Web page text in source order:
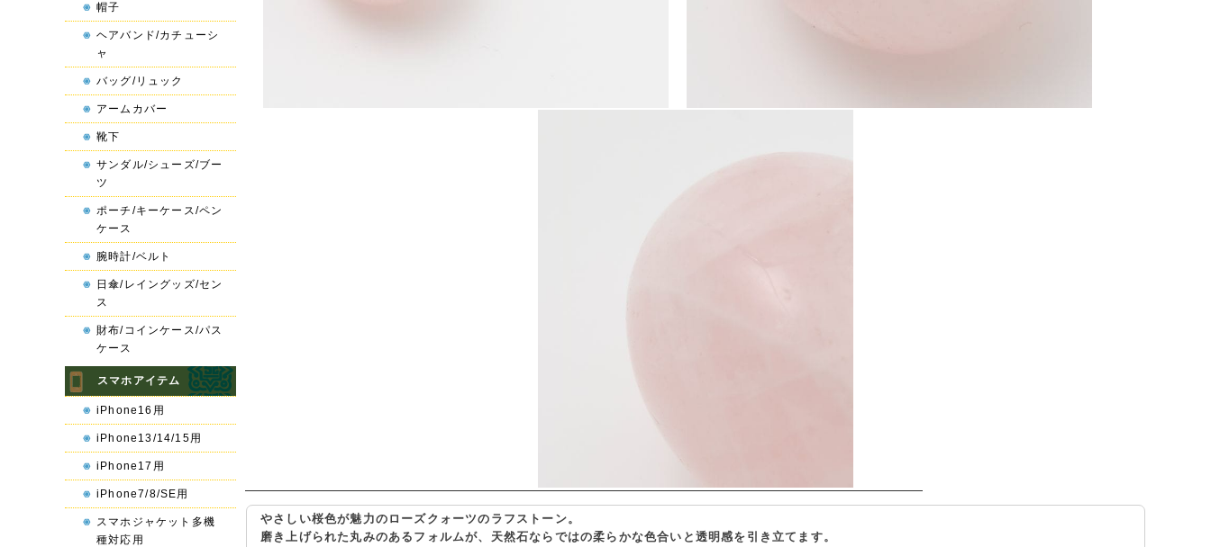
やさしい桜色が魅力のローズクォーツのラフストーン。
磨き上げられた丸みのあるフォルムが、天然石ならではの柔らかな色合いと透明感を引き立てます。
帽子
ヘアバンド/カチューシ
ャ
バッグ/リュック
アームカバー
靴下
サンダル/シューズ/ブー
ツ
ポーチ/キーケース/ペン
ケース
腕時計/ベルト
日傘/レイングッズ/セン
ス
財布/コインケース/パス
ケース
スマホアイテム
iPhone16用
iPhone13/14/15用
iPhone17用
iPhone7/8/SE用
スマホジャケット多機
種対応用